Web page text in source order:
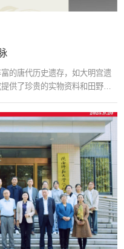
的唐代历史遗存，如大明宫遗
供了珍贵的实物资料和田野调
点、促进青年学者发展为特
和年间宰相武元衡遇刺事件提
泛讨论。又如，90年代之后，